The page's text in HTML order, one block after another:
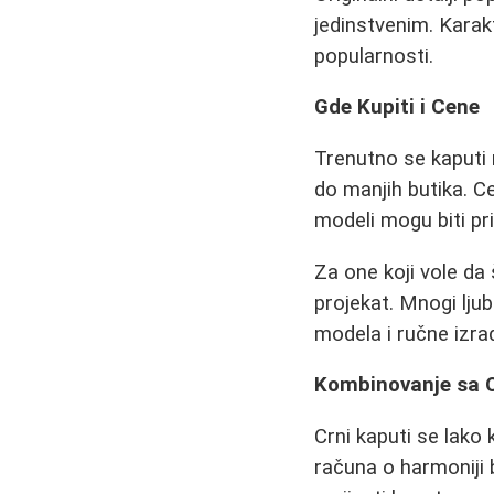
jedinstvenim.
popularnosti.
Gde Kupiti i Cene
Trenutno se kaputi
do manjih butika.
modeli mogu biti
Za one koji vole
projekat. Mnogi
modela i ručne
Kombinovanje sa
Crni kaputi se lako
računa o harmoniji